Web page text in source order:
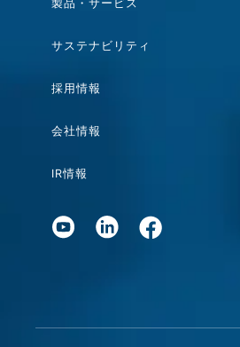
製品・サービス
サステナビリティ
採用情報
会社情報
IR情報